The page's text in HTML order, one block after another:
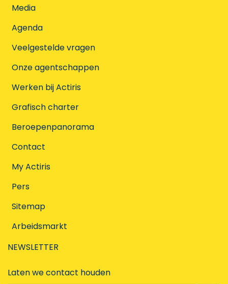
Media
Agenda
Veelgestelde vragen
Onze agentschappen
Werken bij Actiris
Grafisch charter
Beroepenpanorama
Contact
My Actiris
Pers
Sitemap
Arbeidsmarkt
NEWSLETTER
Laten we contact houden